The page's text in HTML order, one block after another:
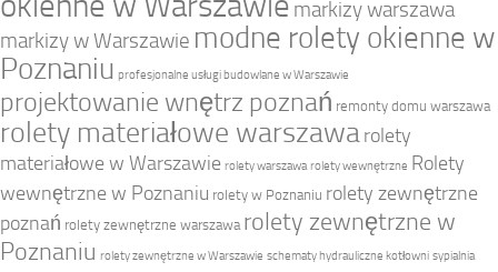
markizy warszawa
markizy w Warszawie modne rolety okienne w
Poznaniu profesjonalne usługi budowlane w Warszawie
projektowanie wnętrz poznań remonty domu warszawa
rolety materiałowe warszawa rolety
materiałowe w Warszawie rolety warszawa rolety wewnętrzne Rolety
wewnętrzne w Poznaniu rolety w Poznaniu rolety zewnętrzne
poznań rolety zewnętrzne warszawa rolety zewnętrzne w
Poznaniu rolety zewnętrzne w Warszawie schematy hydrauliczne kotłowni sypialnia